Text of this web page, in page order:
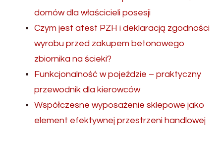
domów dla właścicieli posesji
Czym jest atest PZH i deklaracją zgodności
wyrobu przed zakupem betonowego
zbiornika na ścieki?
Funkcjonalność w pojeździe – praktyczny
przewodnik dla kierowców
Współczesne wyposażenie sklepowe jako
element efektywnej przestrzeni handlowej